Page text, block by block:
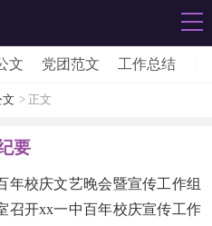
文 党团范文 工作总结
文 > 正文
要
年校庆文艺晚会暨宣传工作组
召开xx一中百年校庆宣传工作